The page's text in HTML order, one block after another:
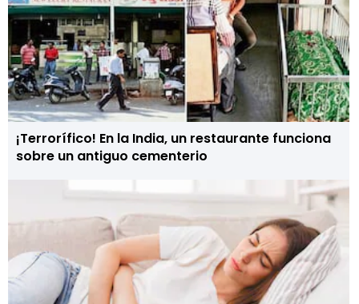
¡Terrorífico! En la India, un restaurante funciona
sobre un antiguo cementerio